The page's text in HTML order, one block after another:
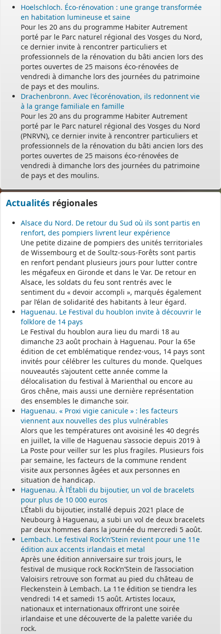
Hoelschloch. Éco-rénovation : une grange transformée
en habitation lumineuse et saine
Pour les 20 ans du programme Habiter Autrement
porté par le Parc naturel régional des Vosges du Nord,
ce dernier invite à rencontrer particuliers et
professionnels de la rénovation du bâti ancien lors des
portes ouvertes de 25 maisons éco-rénovées de
vendredi à dimanche lors des journées du patrimoine
de pays et des moulins.
Drachenbronn. Avec l'écorénovation, ils redonnent vie
à la grange familiale en famille
Pour les 20 ans du programme Habiter Autrement
porté par le Parc naturel régional des Vosges du Nord
(PNRVN), ce dernier invite à rencontrer particuliers et
professionnels de la rénovation du bâti ancien lors des
portes ouvertes de 25 maisons éco-rénovées de
vendredi à dimanche lors des journées du patrimoine
de pays et des moulins.
Actualités régionales
Alsace du Nord. De retour du Sud où ils sont partis en
renfort, des pompiers livrent leur expérience
Une petite dizaine de pompiers des unités territoriales
de Wissembourg et de Soultz-sous-Forêts sont partis
en renfort pendant plusieurs jours pour lutter contre
les mégafeux en Gironde et dans le Var. De retour en
Alsace, les soldats du feu sont rentrés avec le
sentiment du « devoir accompli », marqués également
par l’élan de solidarité des habitants à leur égard.
Haguenau. Le Festival du houblon invite à découvrir le
folklore de 14 pays
Le Festival du houblon aura lieu du mardi 18 au
dimanche 23 août prochain à Haguenau. Pour la 65e
édition de cet emblématique rendez-vous, 14 pays sont
invités pour célébrer les cultures du monde. Quelques
nouveautés s’ajoutent cette année comme la
délocalisation du festival à Marienthal ou encore au
Gros chêne, mais aussi une dernière représentation
des ensembles le dimanche soir.
Haguenau. « Proxi vigie canicule » : les facteurs
viennent aux nouvelles des plus vulnérables
Alors que les températures ont avoisiné les 40 degrés
en juillet, la ville de Haguenau s’associe depuis 2019 à
La Poste pour veiller sur les plus fragiles. Plusieurs fois
par semaine, les facteurs de la commune rendent
visite aux personnes âgées et aux personnes en
situation de handicap.
Haguenau. À l’Établi du bijoutier, un vol de bracelets
pour plus de 10 000 euros
L’Établi du bijoutier, installé depuis 2021 place de
Neubourg à Haguenau, a subi un vol de deux bracelets
par deux hommes dans la journée du mercredi 5 août.
Lembach. Le festival Rock’n’Stein revient pour une 11e
édition aux accents irlandais et metal
Après une édition anniversaire sur trois jours, le
festival de musique rock Rock’n’Stein de l’association
Valoisirs retrouve son format au pied du château de
Fleckenstein à Lembach. La 11e édition se tiendra les
vendredi 14 et samedi 15 août. Artistes locaux,
nationaux et internationaux offriront une soirée
irlandaise et une découverte de la palette variée du
rock.